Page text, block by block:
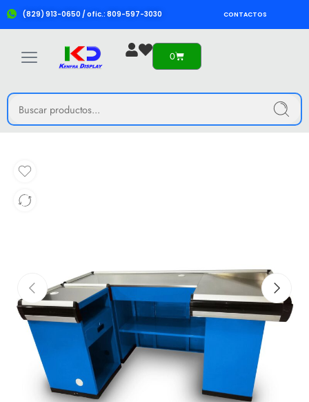
(829) 913-0650 / ofic.: 809-597-3030 CONTACTOS
0